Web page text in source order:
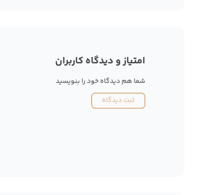
امتیاز و دیدگاه کاربران
شما هم دیدگاه خود را بنویسید
ثبت دیدگاه